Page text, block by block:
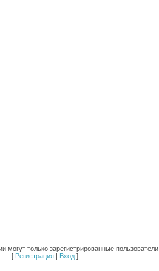
могут только зарегистрированные пользователи.
[ Регистрация | Вход ]